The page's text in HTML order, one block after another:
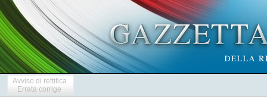
Avviso di rettifica
Errata corrige